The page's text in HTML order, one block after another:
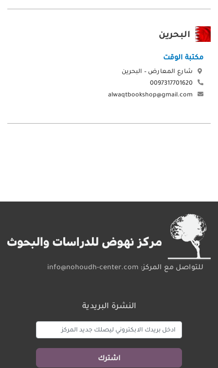
البحرين
مكتبة الوقت
شارع المعارض – البحرين
0097317701620
alwaqtbookshop@gmail.com
للتواصل مع المركز: info@nohoudh-center.com
النشرة البريدية